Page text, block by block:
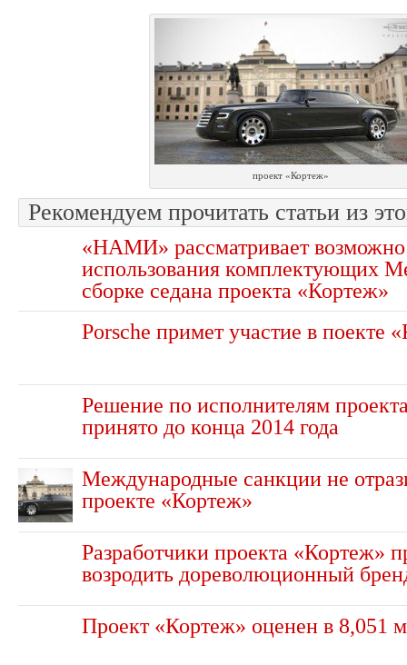
проект «Кортеж»
Рекомендуем прочитать статьи из
«НАМИ» рассматривает
использования комплектующих
сборке седана проекта «Кортеж»
Porsche примет участие в поекте
Решение по исполнителям
принято до конца 2014 года
Международные санкции не
проекте «Кортеж»
Разработчики проекта «Кортеж»
возродить дореволюционный
Проект «Кортеж» оценен в 8,051